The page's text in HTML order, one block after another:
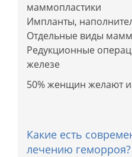
маммопластики
Импланты,
Отдельные виды
Редукционные
железе
50% женщин желают
Какие есть
лечению геморроя?